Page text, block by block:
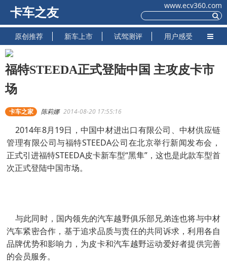
卡车之友
www.ecv360.com
原创推荐 新车上市 试驾测评 用户感受
福特STEEDA正式登陆中国 主攻皮卡市
场
卡车之家 陈莉娜 2014-08-20 17:55:16
2014年8月19日，中国中材进出口有限公司、中材供应链
管理有限公司与福特STEEDA公司在北京举行新闻发布会，
正式引进福特STEEDA皮卡新车型“黑隼”，这也是此款车型首
次正式登陆中国市场。
与此同时，国内领先的汽车越野俱乐部兄弟连也将与中材
汽车紧密合作，基于追求品质与责任的共同诉求，利用各自
品牌优势和影响力，为皮卡和汽车越野运动爱好者提供完善
的会员服务。